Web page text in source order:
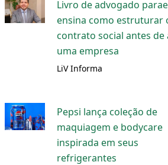
Livro de advogado
ensina como estruturar
contrato social antes de
uma empresa
LiV Informa
Pepsi lança coleção de
maquiagem e bodycare
inspirada em seus
refrigerantes